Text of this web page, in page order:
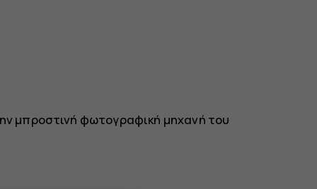
μπροστινή φωτογραφική μηχανή του